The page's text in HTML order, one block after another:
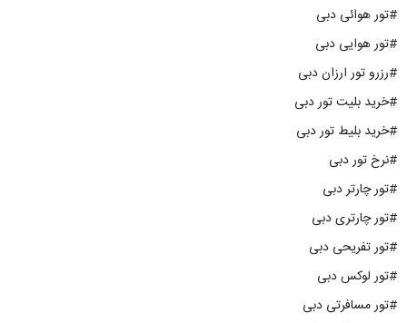
#تور هوائی دبی
#تور هوایی دبی
#رزرو تور ارزان دبی
#خرید بلیت تور دبی
#خرید بلیط تور دبی
#نرخ تور دبی
#تور چارتر دبی
#تور چارتری دبی
#تور تفریحی دبی
#تور لوکس دبی
#تور مسافرتی دبی